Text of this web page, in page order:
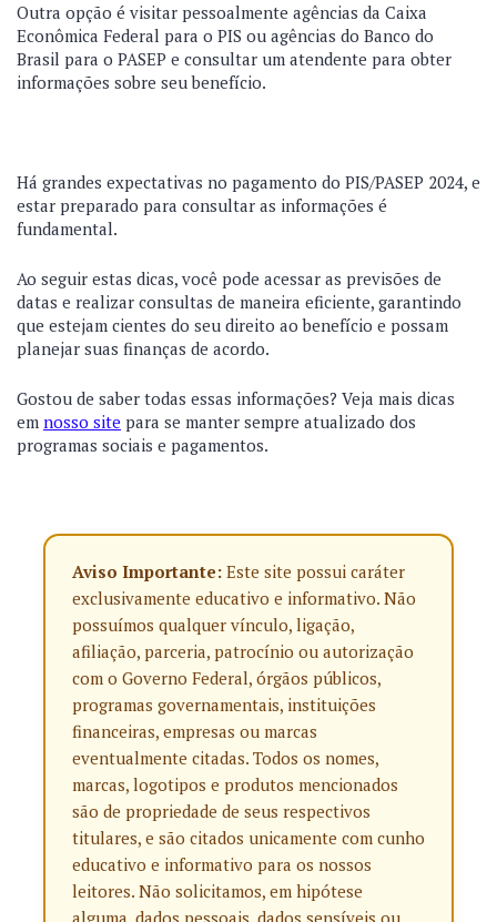
Outra opção é visitar pessoalmente agências da Caixa
Econômica Federal para o PIS ou agências do Banco do
Brasil para o PASEP e consultar um atendente para obter
informações sobre seu benefício.
Há grandes expectativas no pagamento do PIS/PASEP 2024, e
estar preparado para consultar as informações é
fundamental.
Ao seguir estas dicas, você pode acessar as previsões de
datas e realizar consultas de maneira eficiente, garantindo
que estejam cientes do seu direito ao benefício e possam
planejar suas finanças de acordo.
Gostou de saber todas essas informações? Veja mais dicas
em nosso site para se manter sempre atualizado dos
programas sociais e pagamentos.
Aviso Importante: Este site possui caráter
exclusivamente educativo e informativo. Não
possuímos qualquer vínculo, ligação,
afiliação, parceria, patrocínio ou autorização
com o Governo Federal, órgãos públicos,
programas governamentais, instituições
financeiras, empresas ou marcas
eventualmente citadas. Todos os nomes,
marcas, logotipos e produtos mencionados
são de propriedade de seus respectivos
titulares, e são citados unicamente com cunho
educativo e informativo para os nossos
leitores. Não solicitamos, em hipótese
alguma, dados pessoais, dados sensíveis ou